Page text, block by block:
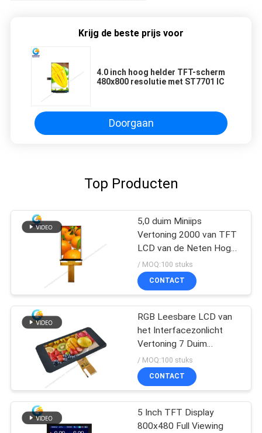
Krijg de beste prijs voor
4.0 inch hoog helder TFT-scherm
480x800 resolutie met ST7701 IC
Doorgaan
Top Producten
5,0 duim Miniips
Vertoning 2000 van TFT
LCD van de Neten Hoge
Helderheid Module
/ MOQ:100 stuks
CONTACT
RGB Leesbare LCD van
het Interfacezonlicht
Vertoning 7 Duim
1024*600 40pin、
/ MOQ:100 stuks
CONTACT
5 Inch TFT Display
800x480 Full Viewing